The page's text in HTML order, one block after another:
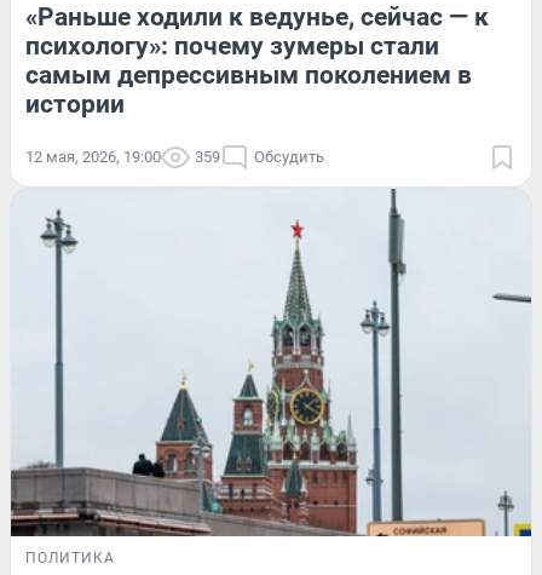
«Раньше ходили к ведунье, сейчас — к
психологу»: почему зумеры стали
самым депрессивным поколением в
истории
12 мая, 2026, 19:00 359 Обсудить
ПОЛИТИКА